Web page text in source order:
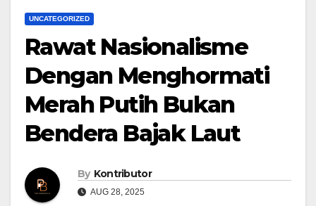
UNCATEGORIZED
Rawat Nasionalisme
Dengan Menghormati
Merah Putih Bukan
Bendera Bajak Laut
By Kontributor
AUG 28, 2025